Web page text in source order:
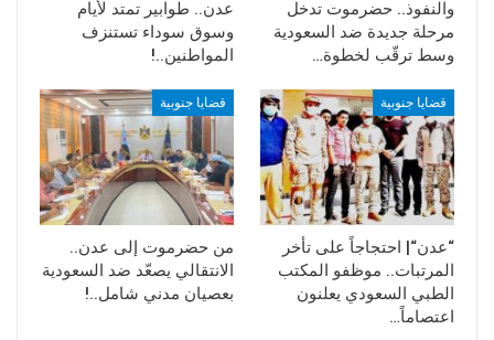
والنفوذ.. حضرموت تدخل
مرحلة جديدة ضد السعودية
وسط ترقّب لخطوة…
عدن.. طوابير تمتد لأيام
وسوق سوداء تستنزف
المواطنين..!
قضايا جنوبية
“عدن“| احتجاجاً على تأخر
المرتبات.. موظفو المكتب
الطبي السعودي يعلنون
اعتصاماً…
قضايا جنوبية
من حضرموت إلى عدن..
الانتقالي يصعّد ضد السعودية
بعصيان مدني شامل..!